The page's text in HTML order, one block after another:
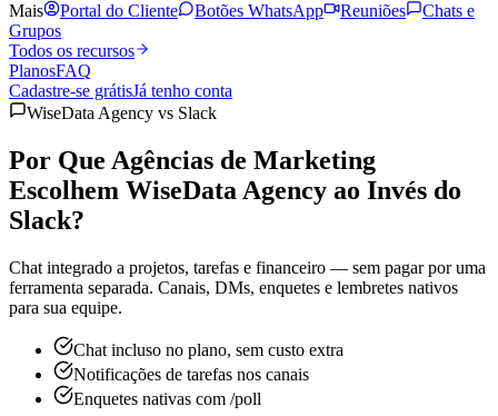
Mais
Portal do Cliente Botões WhatsApp Reuniões
Chats e
Grupos
Todos os recursos
PlanosFAQ
Cadastre-se grátisJá tenho conta
WiseData Agency vs Slack
Por Que Agências de Marketing
Escolhem WiseData Agency ao Invés do
Slack?
Chat integrado a projetos, tarefas e financeiro — sem pagar por uma
ferramenta separada. Canais, DMs, enquetes e lembretes nativos
para sua equipe.
Chat incluso no plano, sem custo extra
Notificações de tarefas nos canais
Enquetes nativas com /poll